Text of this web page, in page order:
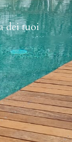
dei tuoi